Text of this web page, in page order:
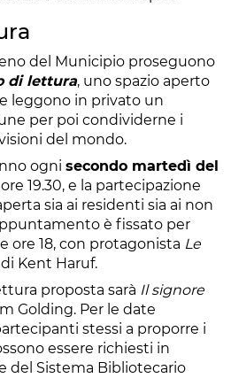
del Municipio proseguono
di lettura, uno spazio aperto
leggono in privato un
per poi condividerne i
del mondo.
ogni secondo martedì del
19.30, e la partecipazione
sia ai residenti sia ai non
è fissato per
ore 18, con protagonista Le
Kent Haruf.
proposta sarà Il signore
Golding. Per le date
stessi a proporre i
essere richiesti in
del Sistema Bibliotecario